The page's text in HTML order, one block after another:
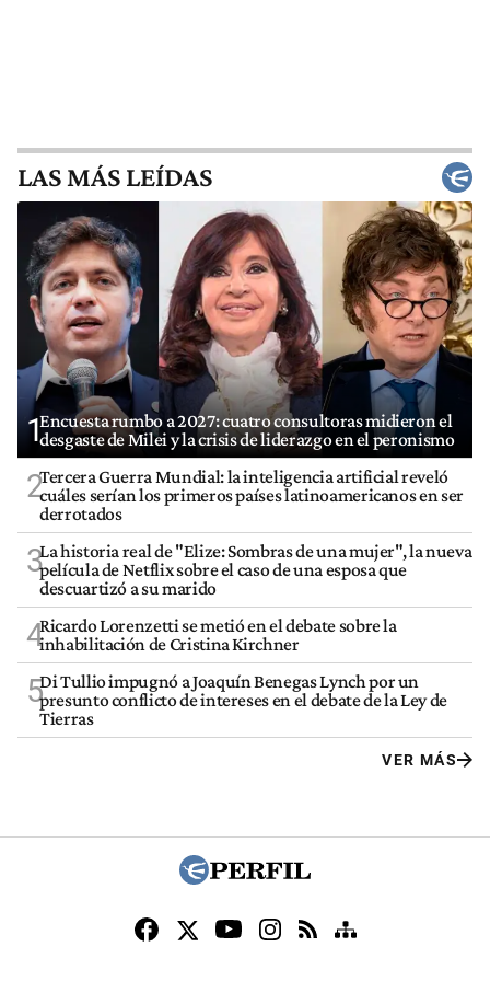
LAS MÁS LEÍDAS
1Encuesta rumbo a 2027: cuatro consultoras midieron el
desgaste de Milei y la crisis de liderazgo en el peronismo
2Tercera Guerra Mundial: la inteligencia artificial reveló
cuáles serían los primeros países latinoamericanos en ser
derrotados
3La historia real de "Elize: Sombras de una mujer", la nueva
película de Netflix sobre el caso de una esposa que
descuartizó a su marido
4Ricardo Lorenzetti se metió en el debate sobre la
inhabilitación de Cristina Kirchner
5Di Tullio impugnó a Joaquín Benegas Lynch por un
presunto conflicto de intereses en el debate de la Ley de
Tierras
VER MÁS